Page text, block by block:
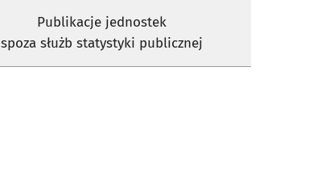
Publikacje jednostek
spoza służb statystyki publicznej